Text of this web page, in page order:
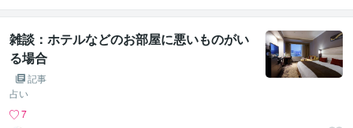
雑談：ホテルなどのお部屋に悪いものがい
る場合
記事
占い
7